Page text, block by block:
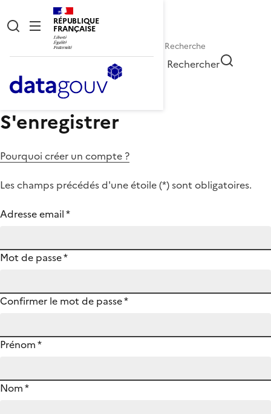
RÉPUBLIQUE
FRANÇAISE
Rechercher
S'enregistrer
Pourquoi créer un compte ?
Les champs précédés d'une étoile (*) sont obligatoires.
Adresse email*
Mot de passe*
Confirmer le mot de passe*
Prénom*
Nom*